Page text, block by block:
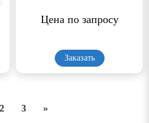
Цена по запросу
Заказать
2 3 »